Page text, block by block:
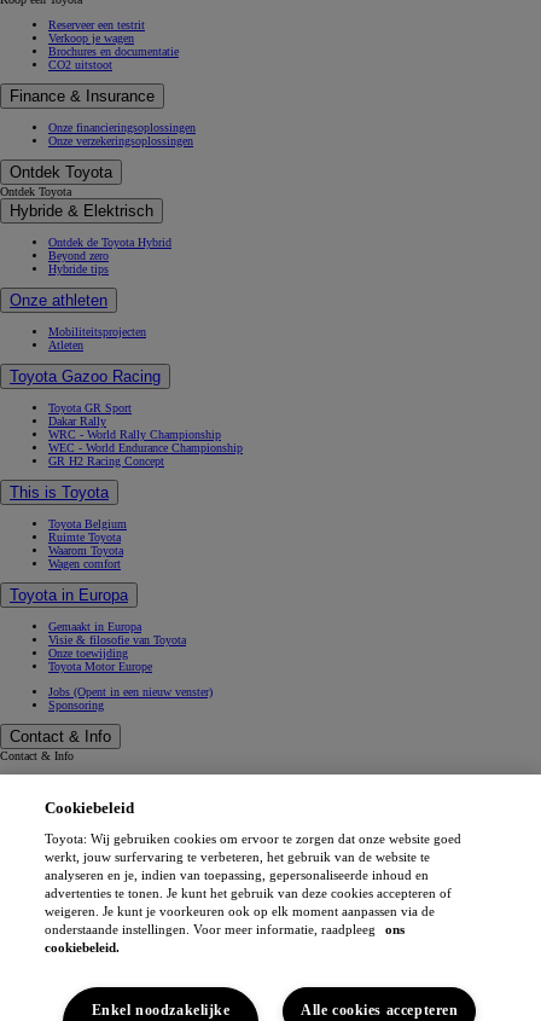
Reserveer een testrit
Verkoop je wagen
Brochures en documentatie
CO2 uitstoot
Finance & Insurance
Onze financieringsoplossingen
Onze verzekeringsoplossingen
Ontdek Toyota
Ontdek Toyota
Hybride & Elektrisch
Ontdek de Toyota Hybrid
Beyond zero
Hybride tips
Onze athleten
Mobiliteitsprojecten
Atleten
Toyota Gazoo Racing
Toyota GR Sport
Dakar Rally
WRC - World Rally Championship
WEC - World Endurance Championship
GR H2 Racing Concept
This is Toyota
Toyota Belgium
Ruimte Toyota
Waarom Toyota
Wagen comfort
Toyota in Europa
Gemaakt in Europa
Visie & filosofie van Toyota
Onze toewijding
Toyota Motor Europe
Jobs (Opent in een nieuw venster)
Sponsoring
Contact & Info
Contact & Info
Verkoopafspraak(Opent in een nieuw venster)
Onze verdelers
FAQ (Veelgestelde vragen)
Wettelijke vermelding
Privéleven
Data sharing
Cookies
Toegankelijkheid
MyToyota app
(Opent in een nieuw venster)
(Opent in een nieuw venster)
(Opent in een nieuw venster)
Cookiebeleid
Toyota: Wij gebruiken cookies om ervoor te zorgen dat onze website goed
werkt, jouw surfervaring te verbeteren, het gebruik van de website te
analyseren en je, indien van toepassing, gepersonaliseerde inhoud en
advertenties te tonen. Je kunt het gebruik van deze cookies accepteren of
weigeren. Je kunt je voorkeuren ook op elk moment aanpassen via de
onderstaande instellingen. Voor meer informatie, raadpleeg
ons
cookiebeleid.
Alle cookies accepteren
Enkel noodzakelijke